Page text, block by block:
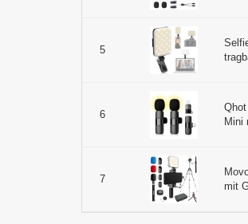
5
6
Mini
7
mit